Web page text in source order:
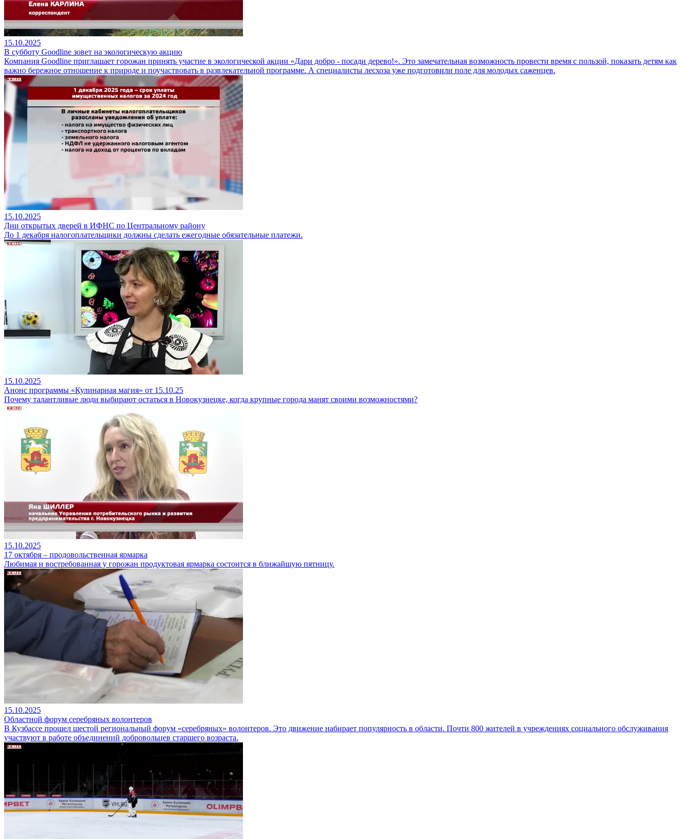
15.10.2025
В субботу Goodline зовет на экологическую акцию
Компания Goodline приглашает горожан принять участие в экологической акции «Дари добро - посади дерево!». Это замечательная возможность провести время с пользой, показать детям как
важно бережное отношение к природе и поучаствовать в развлекательной программе. А специалисты лесхоза уже подготовили поле для молодых саженцев.
15.10.2025
Дни открытых дверей в ИФНС по Центральному району
До 1 декабря налогоплательщики должны сделать ежегодные обязательные платежи.
15.10.2025
Анонс программы «Кулинарная магия» от 15.10.25
Почему талантливые люди выбирают остаться в Новокузнецке, когда крупные города манят своими возможностями?
15.10.2025
17 октября – продовольственная ярмарка
Любимая и востребованная у горожан продуктовая ярмарка состоится в ближайшую пятницу.
15.10.2025
Областной форум серебряных волонтеров
В Кузбассе прошел шестой региональный форум «серебряных» волонтеров. Это движение набирает популярность в области. Почти 800 жителей в учреждениях социального обслуживания
участвуют в работе объединений добровольцев старшего возраста.